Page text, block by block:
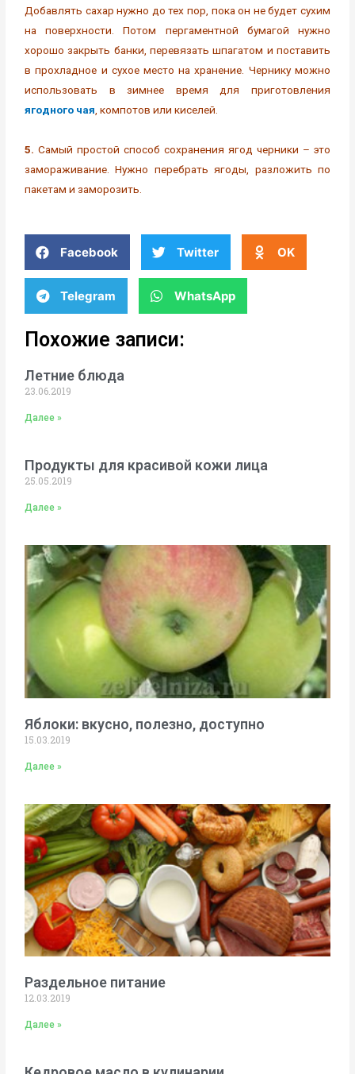
Добавлять сахар нужно до тех пор, пока он не будет сухим
на поверхности. Потом пергаментной бумагой нужно
хорошо закрыть банки, перевязать шпагатом и поставить
в прохладное и сухое место на хранение. Чернику можно
использовать в зимнее время для приготовления
ягодного чая , компотов или киселей.
5.Самый простой способ сохранения ягод черники – это
замораживание. Нужно перебрать ягоды, разложить по
пакетам и заморозить.
Facebook Twitter OK
Telegram WhatsApp
Похожие записи:
Летние блюда
23.06.2019
Далее »
Продукты для красивой кожи лица
25.05.2019
Далее »
Яблоки: вкусно, полезно, доступно
15.03.2019
Далее »
Раздельное питание
12.03.2019
Далее »